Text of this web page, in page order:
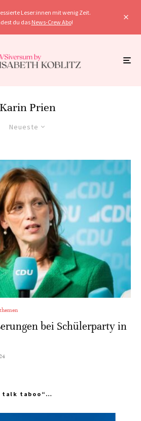
Leser:innen mit wenig Zeit.
du das News-Crew Abo!
Karin Prien
Neueste
bei Schülerparty in
talk taboo“…